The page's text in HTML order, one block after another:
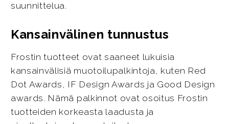
suunnittelua.
Kansainvälinen tunnustus
Frostin tuotteet ovat saaneet lukuisia
kansainvälisiä muotoilupalkintoja, kuten Red
Dot Awards, IF Design Awards ja Good Design
awards. Nämä palkinnot ovat osoitus Frostin
tuotteiden korkeasta laadusta ja